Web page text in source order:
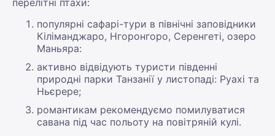
популярні сафарі-тури в північні заповідники
Кіліманджаро, Нгоронгоро, Серенгеті, озеро
Маньяра:
активно відвідують туристи південні
природні парки Танзанії у листопаді: Руахі та
Ньєрере;
романтикам рекомендуємо помилуватися
савана під час польоту на повітряній кулі.